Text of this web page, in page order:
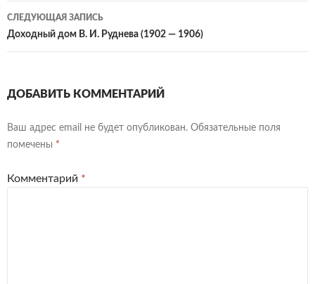
записям
СЛЕДУЮЩАЯ ЗАПИСЬ
Доходный дом В. И. Руднева (1902 — 1906)
ДОБАВИТЬ КОММЕНТАРИЙ
Ваш адрес email не будет опубликован. Обязательные поля
помечены *
Комментарий *